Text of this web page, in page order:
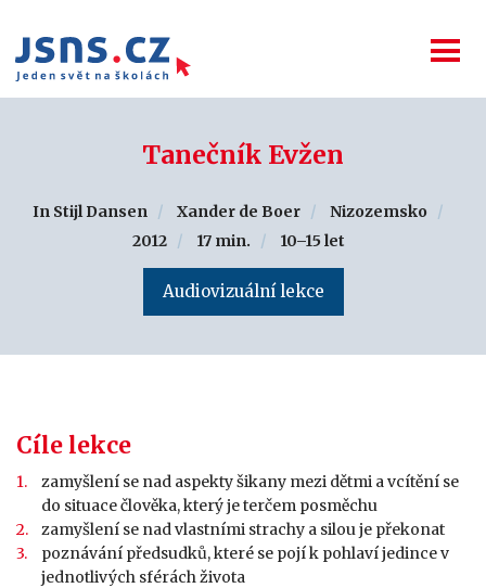
Tanečník Evžen
In Stijl Dansen Xander de Boer
Nizozemsko
2012
17 min. 10–15 let
Audiovizuální lekce
Cíle lekce
zamyšlení se nad aspekty šikany mezi dětmi a vcítění se
do situace člověka, který je terčem posměchu
zamyšlení se nad vlastními strachy a silou je překonat
poznávání předsudků, které se pojí k pohlaví jedince v
jednotlivých sférách života